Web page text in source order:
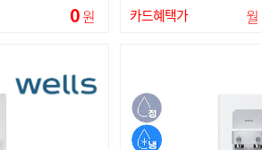
0원 카드혜택가 월